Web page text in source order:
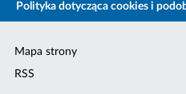
Polityka dotycząca cookies i
Mapa strony
RSS